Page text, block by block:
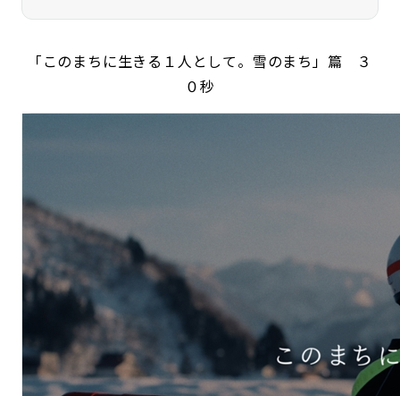
「このまちに生きる１人として。雪のまち」篇 ３
０秒